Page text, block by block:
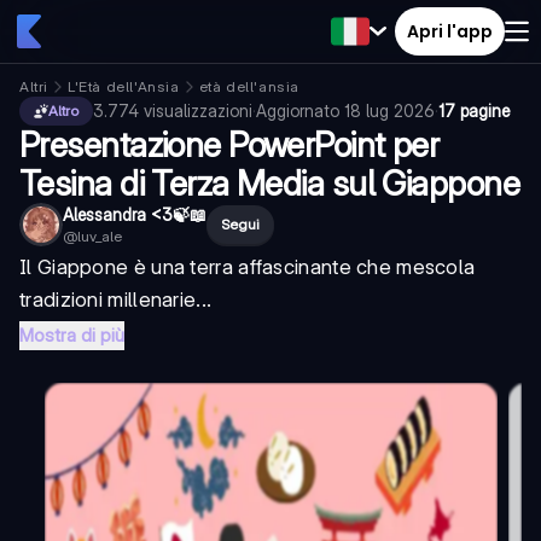
Apri l'app
Altri L'Età dell'Ansia
età dell'ansia
Altro
3.774 visualizzazioni·Aggiornato 18 lug 2026·17 pagine
Presentazione PowerPoint per
Tesina di Terza Media sul Giappone
Alessandra <3🍃📖
@luv_ale
Segui
Il Giappone è una terra affascinante che mescola
tradizioni millenarie...
Mostra di più